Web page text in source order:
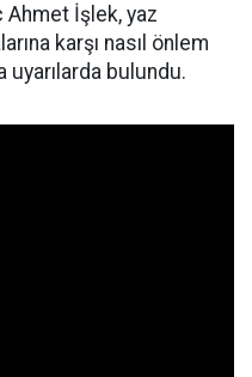
İşlek, yaz
karşı nasıl önlem
uyarılarda bulundu.